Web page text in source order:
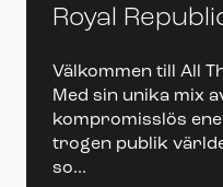
Royal
Välkommen till All
Med sin unika mix
kompromisslös
trogen publik
so...